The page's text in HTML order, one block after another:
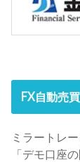
FX自動売
ミラートレ
「デモ口座